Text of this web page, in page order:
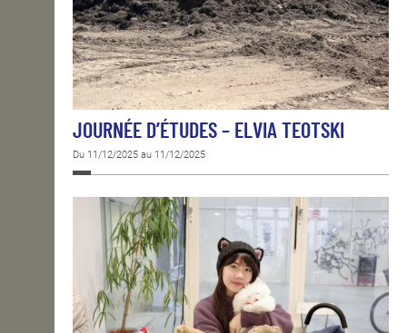
JOURNÉE D’ÉTUDES – ELVIA TEOTSKI
Du 11/12/2025 au 11/12/2025